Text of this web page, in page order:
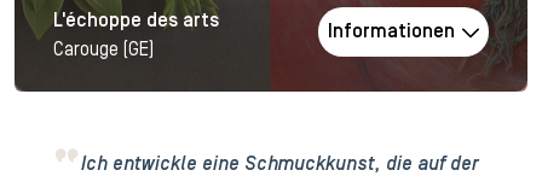
L'échoppe des arts
Carouge (GE)
Informationen
Ich entwickle eine Schmuckkunst, die auf der